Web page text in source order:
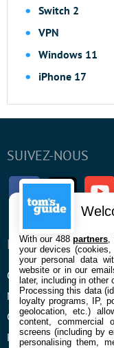
Switch 2
VPN
Windows 11
iPhone 17
SUIVEZ-NOUS
FacebookTwitter
ENTREPRISE
Qui sommes nous
Mentions légales et
Confidentialité et
Préférences cookies
With our 488partners
your devices
your personal data
website or in our
later, including in other
Processing this data
loyalty programs, IP,
geolocation, etc.)
content, commercial
screens (including by
personalising them,